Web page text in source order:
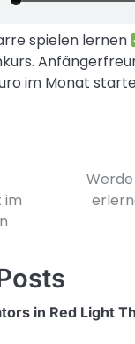
spielen lernen
im Monat
im
in Red Light